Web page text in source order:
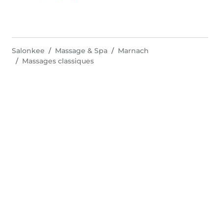
Salonkee Massage & Spa
Marnach
Massages classiques